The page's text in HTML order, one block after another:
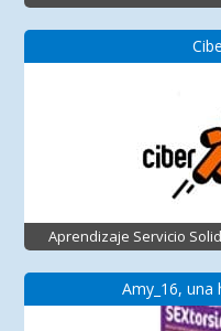
Aprendizaje Servicio
Amy_16,